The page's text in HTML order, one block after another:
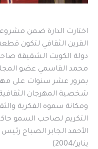
اختارت الدارة ضمن
دولة الكويت الشقيقة
محمد القاسمي عضو
بمرور عشر سنوات على
ومكانة سموه الفكرية
التكريم لصاحب السمو
يناير/2004)